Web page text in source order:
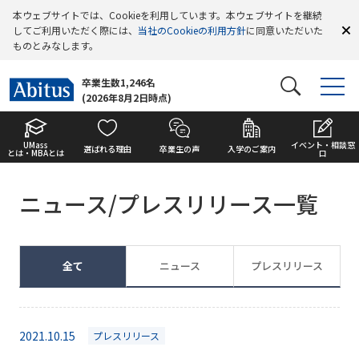
本ウェブサイトでは、Cookieを利用しています。本ウェブサイトを継続
してご利用いただく際には、 当社のCookieの利用方針に同意いただいた
ものとみなします。
卒業生数1,246名
(2026年8月2日時点)
UMass
とは・MBAとは 選ばれる理由 卒業生の声 入学のご案内 イベント・相談窓
口
ニュース/プレスリリース一覧
全て ニュース プレスリリース
2021.10.15 プレスリリース